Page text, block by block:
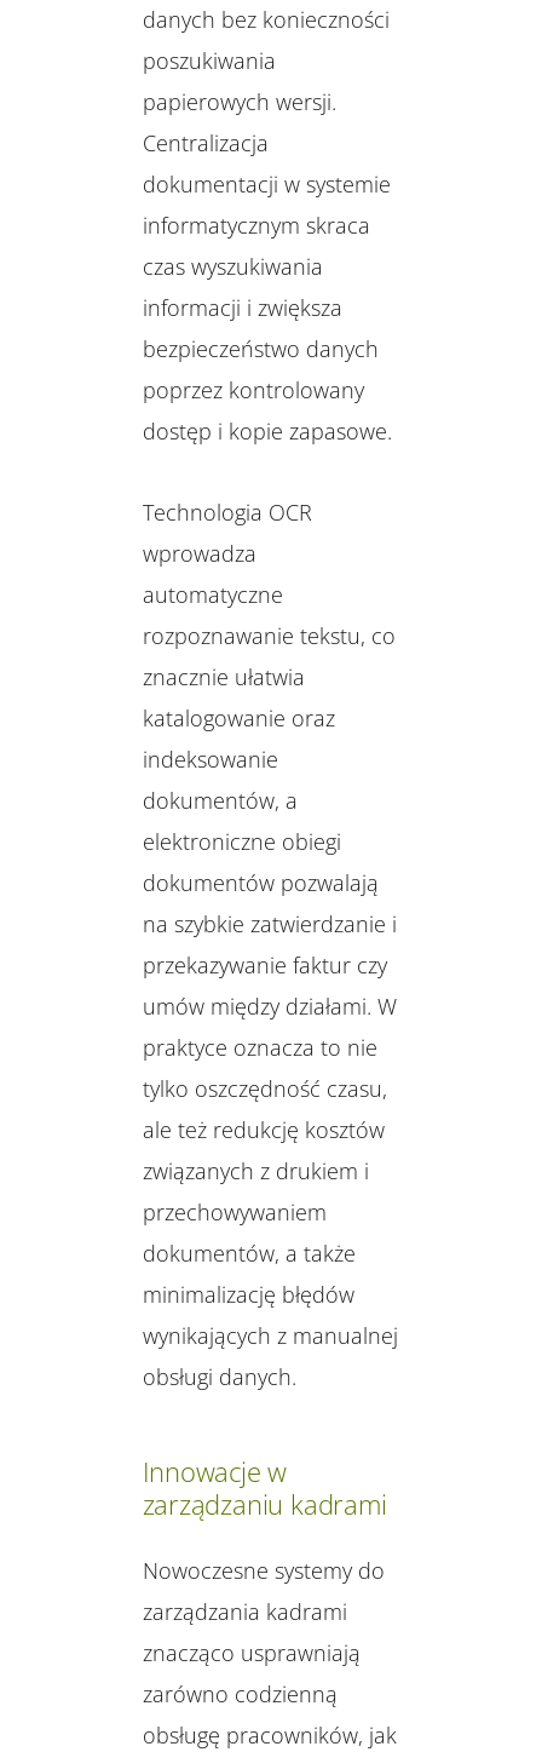
danych bez konieczności
poszukiwania
papierowych wersji.
Centralizacja
dokumentacji w systemie
informatycznym skraca
czas wyszukiwania
informacji i zwiększa
bezpieczeństwo danych
poprzez kontrolowany
dostęp i kopie zapasowe.
Technologia OCR
wprowadza
automatyczne
rozpoznawanie tekstu, co
znacznie ułatwia
katalogowanie oraz
indeksowanie
dokumentów, a
elektroniczne obiegi
dokumentów pozwalają
na szybkie zatwierdzanie i
przekazywanie faktur czy
umów między działami. W
praktyce oznacza to nie
tylko oszczędność czasu,
ale też redukcję kosztów
związanych z drukiem i
przechowywaniem
dokumentów, a także
minimalizację błędów
wynikających z manualnej
obsługi danych.
Innowacje w
zarządzaniu kadrami
Nowoczesne systemy do
zarządzania kadrami
znacząco usprawniają
zarówno codzienną
obsługę pracowników, jak